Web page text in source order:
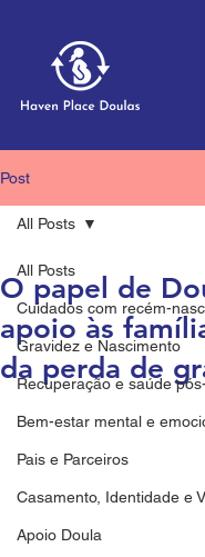
Post
All Posts
Cuidados com recém-
Gravidez e Nascimento
Recuperação e saúde
Bem-estar mental e
Pais e Parceiros
Casamento, Identidade e
Apoio Doula
All Posts
O papel de
apoio às
da perda de